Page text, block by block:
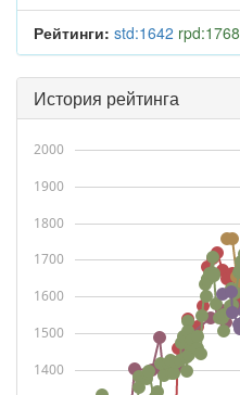
Рейтинги: std:1642 rpd:1768
История рейтинга
1400
1500
1600
1700
1800
1900
2000